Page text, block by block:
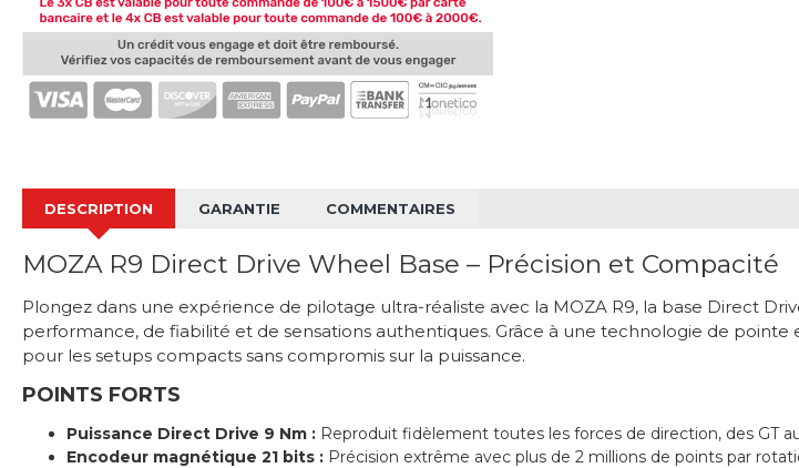
DESCRIPTION GARANTIE COMMENTAIRES
MOZA R9 Direct Drive Wheel Base – Précision et Compacité
Plongez dans une expérience de pilotage ultra-réaliste avec la MOZA R9, la base Direct
performance, de fiabilité et de sensations authentiques. Grâce à une technologie de
pour les setups compacts sans compromis sur la puissance.
POINTS FORTS
Puissance Direct Drive 9 Nm : Reproduit fidèlement toutes les forces de direction, des GT
Encodeur magnétique 21 bits : Précision extrême avec plus de 2 millions de points par